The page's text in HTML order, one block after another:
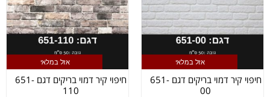
אזל במלאי
חיפוי קיר דמוי בריקים דגם 651-
00
אזל במלאי
חיפוי קיר דמוי בריקים דגם 651-
110